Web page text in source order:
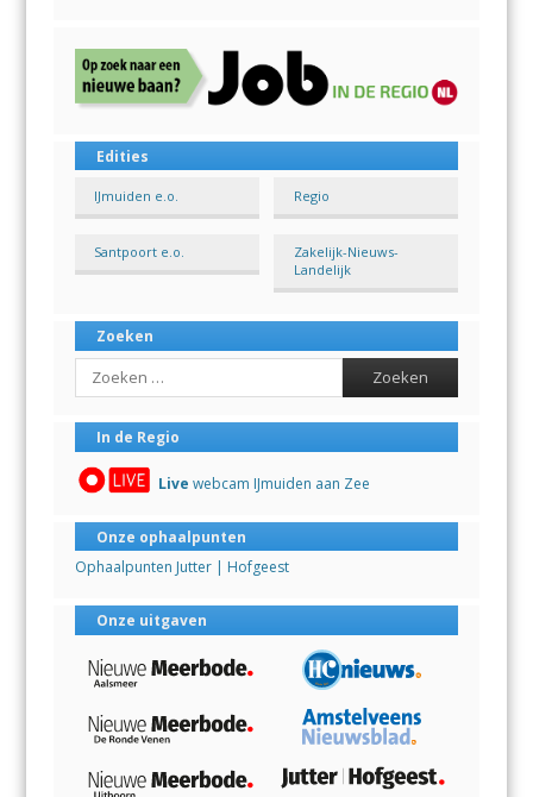
Edities
IJmuiden e.o. Regio
Santpoort e.o.
Zakelijk-Nieuws-
Landelijk
Zoeken
Search
In de Regio
Live webcam IJmuiden aan Zee
Onze ophaalpunten
Ophaalpunten Jutter | Hofgeest
Onze uitgaven